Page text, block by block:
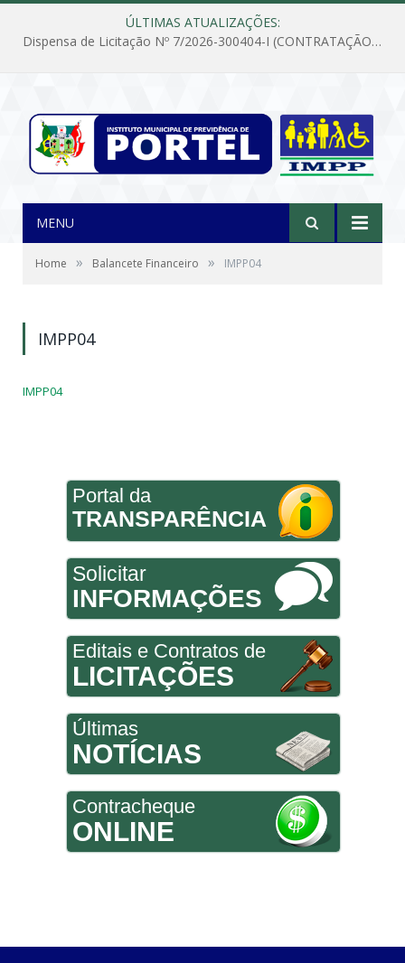
ÚLTIMAS ATUALIZAÇÕES:
Dispensa de Licitação Nº 7/2026-300404-I (CONTRATAÇÃO DE EMPRESA PARA MANUTENÇÃO E REPARAÇÃO DE APARELHOS DE AR CONDICIONADO, EM ATENDIMENTO ÀS NECESSIDADES DO INSTITUTO DE PREVIDÊNCIA MUNICIPAL DE PORTEL/PA)
MENU
Home » Balancete Financeiro » IMPP04
IMPP04
IMPP04
Portal da
TRANSPARÊNCIA
Solicitar
INFORMAÇÕES
Editais e Contratos de
LICITAÇÕES
Últimas
NOTÍCIAS
Contracheque
ONLINE